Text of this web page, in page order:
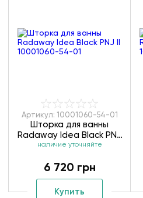
Артикул: 10001060-54-01
Шторка для ванны
Radaway Idea Black PNJ
II 10001060-54-01
наличие уточняйте
6 720 грн
Купить